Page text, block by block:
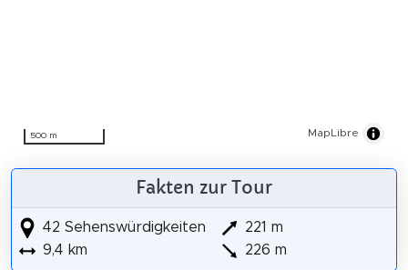
500 m MapLibre
Fakten zur Tour
42 Sehenswürdigkeiten
9,4 km
221 m
226 m